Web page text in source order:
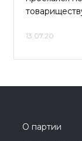
13.07.20
О партии